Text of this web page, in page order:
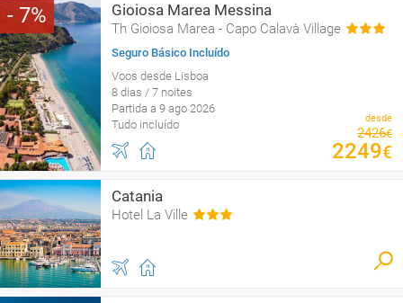
7 Gioiosa Marea Messina
Th Gioiosa Marea - Capo Calavà Village
Seguro Básico Incluído
Voos desde Lisboa
8 dias / 7 noites
Partida a 9 ago 2026
Tudo incluído
desde
2426€
2249€
Catania
Hotel La Ville